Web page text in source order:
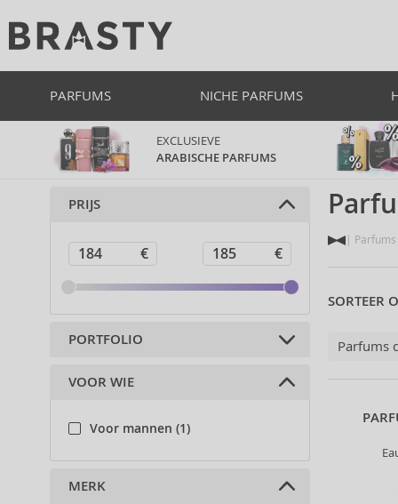
PARFUMS NICHE PARFUMS
EXCLUSIEVE
ARABISCHE PARFUMS
SORTEER
Parfums
PRIJS
PORTFOLIO
Parfums (1)
VOOR WIE
Voor mannen (1)
MERK